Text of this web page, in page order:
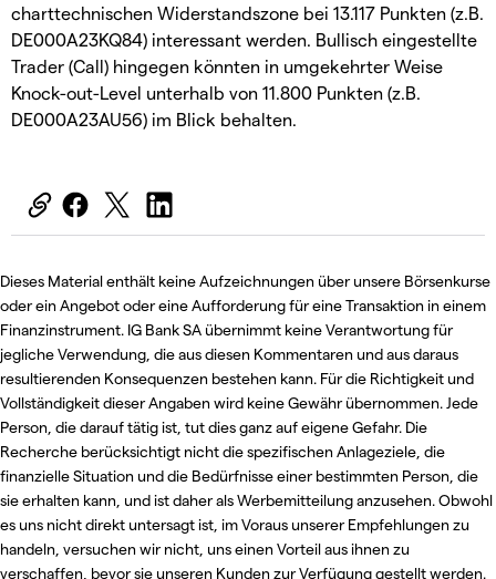
charttechnischen Widerstandszone bei 13.117 Punkten (z.B.
DE000A23KQ84) interessant werden. Bullisch eingestellte
Trader (Call) hingegen könnten in umgekehrter Weise
Knock-out-Level unterhalb von 11.800 Punkten (z.B.
DE000A23AU56) im Blick behalten.
Dieses Material enthält keine Aufzeichnungen über unsere Börsenkurse
oder ein Angebot oder eine Aufforderung für eine Transaktion in einem
Finanzinstrument. IG Bank SA übernimmt keine Verantwortung für
jegliche Verwendung, die aus diesen Kommentaren und aus daraus
resultierenden Konsequenzen bestehen kann. Für die Richtigkeit und
Vollständigkeit dieser Angaben wird keine Gewähr übernommen. Jede
Person, die darauf tätig ist, tut dies ganz auf eigene Gefahr. Die
Recherche berücksichtigt nicht die spezifischen Anlageziele, die
finanzielle Situation und die Bedürfnisse einer bestimmten Person, die
sie erhalten kann, und ist daher als Werbemitteilung anzusehen. Obwohl
es uns nicht direkt untersagt ist, im Voraus unserer Empfehlungen zu
handeln, versuchen wir nicht, uns einen Vorteil aus ihnen zu
verschaffen, bevor sie unseren Kunden zur Verfügung gestellt werden.